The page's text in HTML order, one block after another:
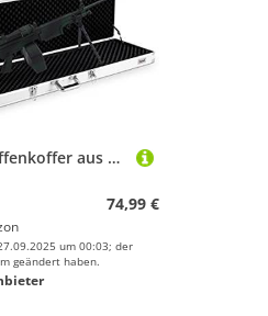
RELAX4LIFE Waffenkoffer aus Aluminium, Alukoffer für Schrotflinte, Munitionskoffer Schwammkissen, Gewehrkoffer Zahlenschloss und Vorhängeschloss, Jagdkoffer Abschließbar, Pistolenkoffer (Silber)
74,99 €
um 00:03; der
geändert haben.